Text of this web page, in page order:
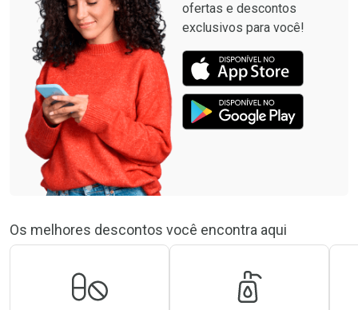
ofertas e descontos
exclusivos para você!
Os melhores descontos você encontra aqui